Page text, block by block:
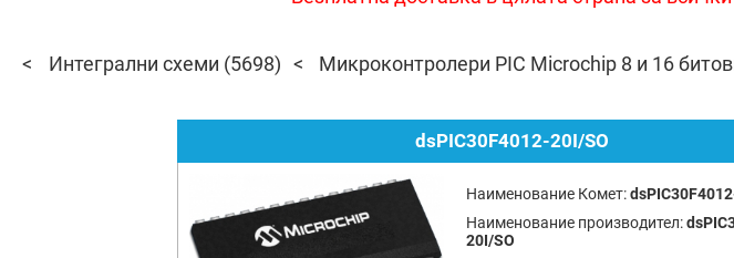
Интегрални схеми (5698) Микроконтролери PIC Microchip 8 и 16
dsPIC30F4012-20I/SO
Наименование Комет:
Наименование производител:
20I/SO